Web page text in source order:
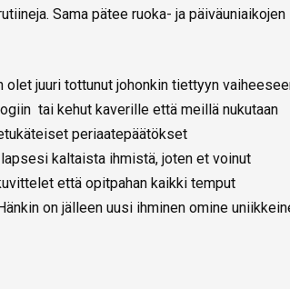
Sama pätee ruoka- ja päiväuniaikojen
juuri tottunut johonkin tiettyyn
tai kehut kaverille että meillä nukutaan
periaatepäätökset
kaltaista ihmistä, joten et voinut
että opitpahan kaikki temput
on jälleen uusi ihminen omine